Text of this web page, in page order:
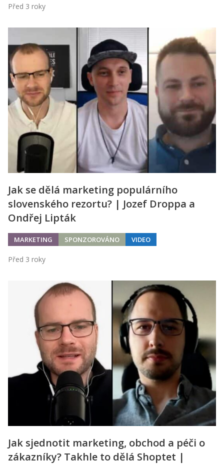
Před 3 roky
Jak se dělá marketing populárního
slovenského rezortu? | Jozef Droppa a
Ondřej Lipták
MARKETING SPONZOROVÁNO VIDEO
Před 3 roky
Jak sjednotit marketing, obchod a péči o
zákazníky? Takhle to dělá Shoptet |